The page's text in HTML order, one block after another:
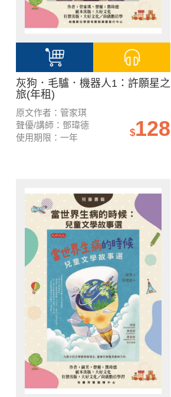
灰狗．毛驢．機器人1：許願星之
旅(年租)
原文作者：管家琪
聲優/講師：鄧瑋德
使用期限：一年
$128